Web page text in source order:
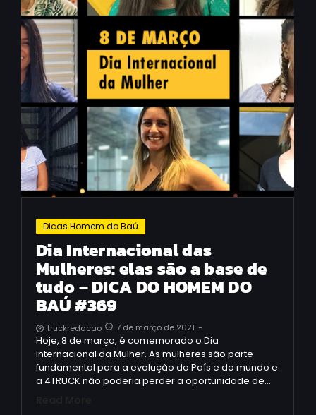
Dicas Homem do Baú
Dia Internacional das
Mulheres: elas são a base de
tudo – DICA DO HOMEM DO
BAÚ #369
truckredacao 7 de março de 2021 -
Hoje, 8 de março, é comemorado o Dia
Internacional da Mulher. As mulheres são parte
fundamental para a evolução do País e do mundo e
a 4TRUCK não poderia perder a oportunidade de…